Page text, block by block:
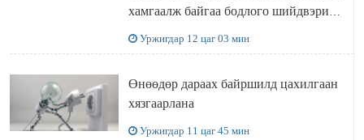
хамгаалж байгаа бодлого шийдвэрийг
Уржигдар 12 цаг 03 мин
Өнөөдөр дараах байршилд цахилгаан
хязгаарлана
Уржигдар 11 цаг 45 мин